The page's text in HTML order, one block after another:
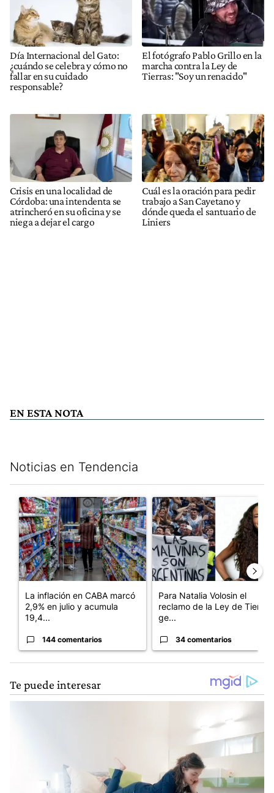
Día Internacional del Gato:
¿cuándo se celebra y cómo no
fallar en su cuidado
responsable?
El fotógrafo Pablo Grillo en la
marcha contra la Ley de
Tierras: "Soy un renacido"
Crisis en una localidad de
Córdoba: una intendenta se
atrincheró en su oficina y se
niega a dejar el cargo
Cuál es la oración para pedir
trabajo a San Cayetano y
dónde queda el santuario de
Liniers
EN ESTA NOTA
Noticias en Tendencia
Un artículo de tendencia con el título "La inflación en CABA
La inflación en CABA marcó
2,9% en julio y acumula
19,4...
144 comentarios
Un artículo de tendencia con
Para Natalia Volosin el
reclamo de la Ley de Tierras
ge...
34 comentarios